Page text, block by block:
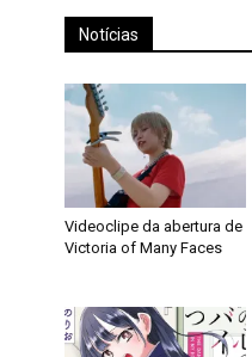
Notícias
Videoclipe da abertura de
Victoria of Many Faces